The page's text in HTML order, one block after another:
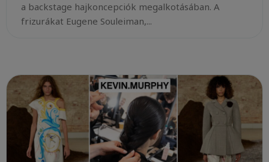
a backstage hajkoncepciók megalkotásában. A
frizurákat Eugene Souleiman,...